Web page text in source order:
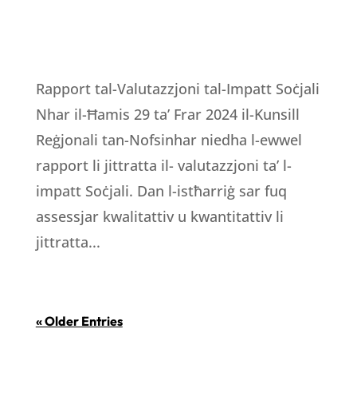
Rapport tal-Valutazzjoni tal-Impatt Soċjali
Nhar il-Ħamis 29 ta’ Frar 2024 il-Kunsill
Reġjonali tan-Nofsinhar niedha l-ewwel
rapport li jittratta il- valutazzjoni ta’ l-
impatt Soċjali. Dan l-istħarriġ sar fuq
assessjar kwalitattiv u kwantitattiv li
jittratta...
« Older Entries